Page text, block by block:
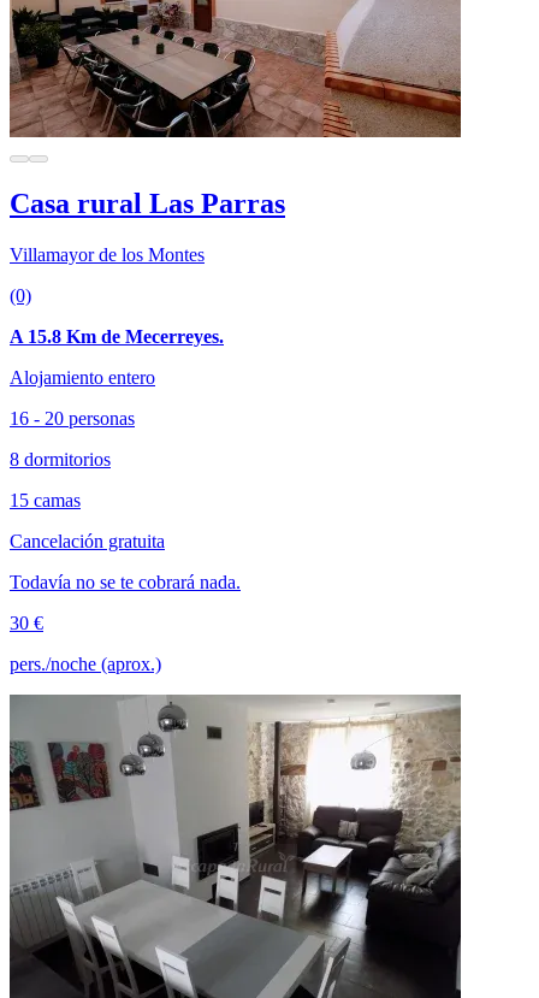
Casa rural Las Parras
Villamayor de los Montes
(0)
A 15.8 Km de Mecerreyes.
Alojamiento entero
16 - 20 personas
8 dormitorios
15 camas
Cancelación gratuita
Todavía no se te cobrará nada.
30 €
pers./noche (aprox.)